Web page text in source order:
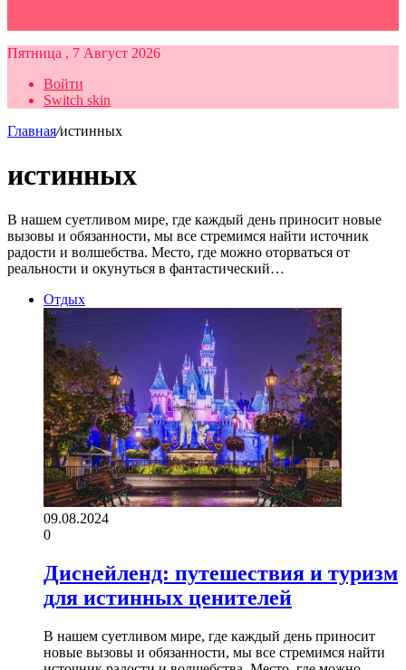
Пятница , 7 Август 2026
Войти
Switch skin
Главная/истинных
истинных
В нашем суетливом мире, где каждый день приносит новые
вызовы и обязанности, мы все стремимся найти источник
радости и волшебства. Место, где можно оторваться от
реальности и окунуться в фантастический…
Отдых
09.08.2024
0
Диснейленд: путешествия и туризм
для истинных ценителей
В нашем суетливом мире, где каждый день приносит
новые вызовы и обязанности, мы все стремимся найти